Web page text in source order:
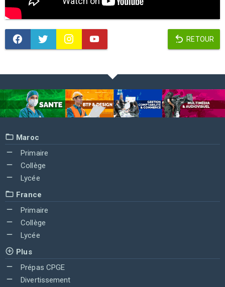
RETOUR
Maroc
Primaire
Collège
Lycée
France
Primaire
Collège
Lycée
Plus
Prépas CPGE
Divertissement